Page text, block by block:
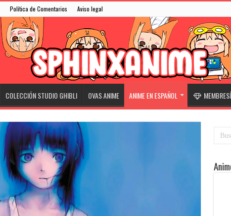
Política de Comentarios Aviso legal
COLECCIÓN STUDIO GHIBLI OVAS ANIME ANIME EN ESPAÑOL